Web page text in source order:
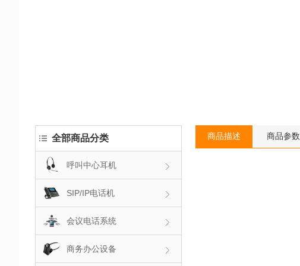
商品描述 商品参数
全部商品分类
呼叫中心耳机
SIP/IP电话机
会议电话系统
商务办公设备